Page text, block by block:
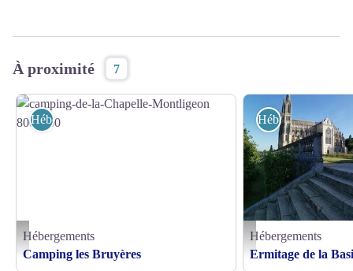
À proximité 7
camping-de-la-Chapelle-Montligeon 800x600 - © camping de la Chapelle-Montligeon
Hébergements
Hébergements
Camping les Bruyères
Sanctuaire de Montligeon
Hébergements
Hébergements
Ermitage de la